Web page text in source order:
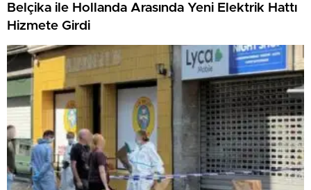
Belçika ile Hollanda Arasında Yeni Elektrik Hattı
Hizmete Girdi